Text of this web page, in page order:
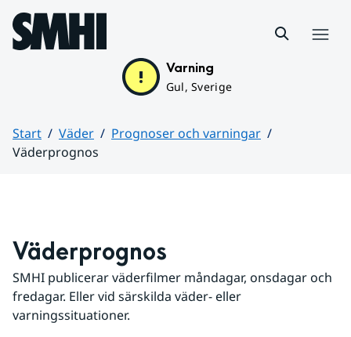
Hoppa till sidans innehåll
Varning
Gul, Sverige
Start Väder
Prognoser och varningar
Väderprognos
Väderprognos
SMHI publicerar väderfilmer måndagar, onsdagar och
fredagar. Eller vid särskilda väder- eller
varningssituationer.